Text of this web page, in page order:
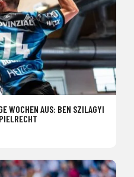
WOCHEN AUS: BEN SZILAGYI